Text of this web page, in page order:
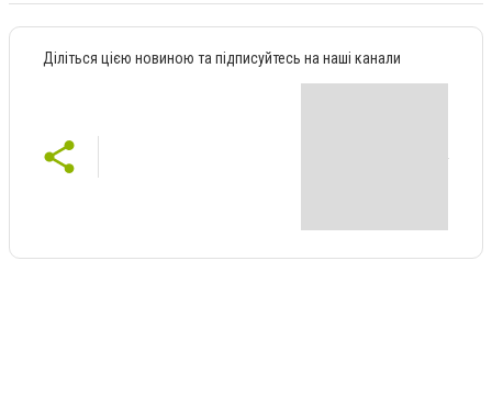
Діліться цією новиною та підписуйтесь на наші канали